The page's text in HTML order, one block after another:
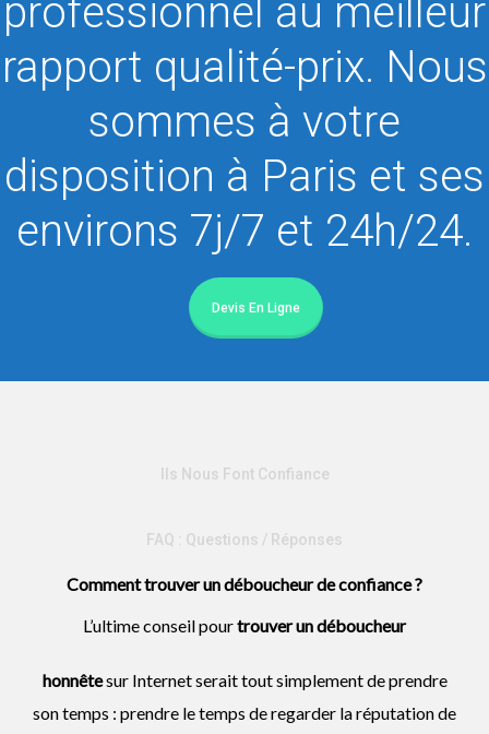
tacite reconduction annuelle.
Outre les cas de résiliation prévus par le Code des
assurances, vous bénéficiez d’une faculté de
résiliation annuelle jusqu’à 20 jours avant la Date
d’Echéance.
professionnel au meilleur
rapport qualité-prix. Nous
sommes à votre
disposition à Paris et ses
environs 7j/7 et 24h/24.
Devis En Ligne
Ils Nous Font Confiance
FAQ : Questions / Réponses
Comment trouver un déboucheur de confiance ?
L’ultime conseil pourtrouver undéboucheur
honnêtesur Internet serait tout simplement de prendre
son temps : prendre le temps de regarder la réputation de